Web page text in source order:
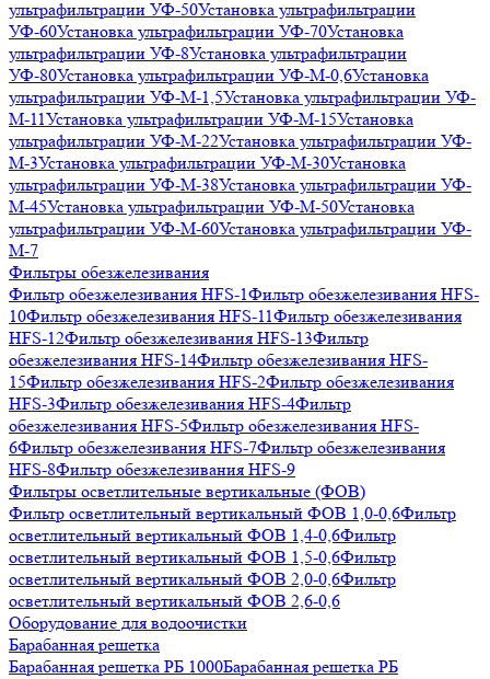
ультрафильтрации УФ-50Установка ультрафильтрации
УФ-60Установка ультрафильтрации УФ-70Установка
ультрафильтрации УФ-8Установка ультрафильтрации
УФ-80Установка ультрафильтрации УФ-М-0,6Установка
ультрафильтрации УФ-М-1,5Установка ультрафильтрации УФ-
М-11Установка ультрафильтрации УФ-М-15Установка
ультрафильтрации УФ-М-22Установка ультрафильтрации УФ-
М-3Установка ультрафильтрации УФ-М-30Установка
ультрафильтрации УФ-М-38Установка ультрафильтрации УФ-
М-45Установка ультрафильтрации УФ-М-50Установка
ультрафильтрации УФ-М-60Установка ультрафильтрации УФ-
М-7
Фильтры обезжелезивания
Фильтр обезжелезивания HFS-1Фильтр обезжелезивания HFS-
10Фильтр обезжелезивания HFS-11Фильтр обезжелезивания
HFS-12Фильтр обезжелезивания HFS-13Фильтр
обезжелезивания HFS-14Фильтр обезжелезивания HFS-
15Фильтр обезжелезивания HFS-2Фильтр обезжелезивания
HFS-3Фильтр обезжелезивания HFS-4Фильтр
обезжелезивания HFS-5Фильтр обезжелезивания HFS-
6Фильтр обезжелезивания HFS-7Фильтр обезжелезивания
HFS-8Фильтр обезжелезивания HFS-9
Фильтры осветлительные вертикальные (ФОВ)
Фильтр осветлительный вертикальный ФОВ 1,0-0,6Фильтр
осветлительный вертикальный ФОВ 1,4-0,6Фильтр
осветлительный вертикальный ФОВ 1,5-0,6Фильтр
осветлительный вертикальный ФОВ 2,0-0,6Фильтр
осветлительный вертикальный ФОВ 2,6-0,6
Оборудование для водоочистки
Барабанная решетка
Барабанная решетка РБ 1000Барабанная решетка РБ